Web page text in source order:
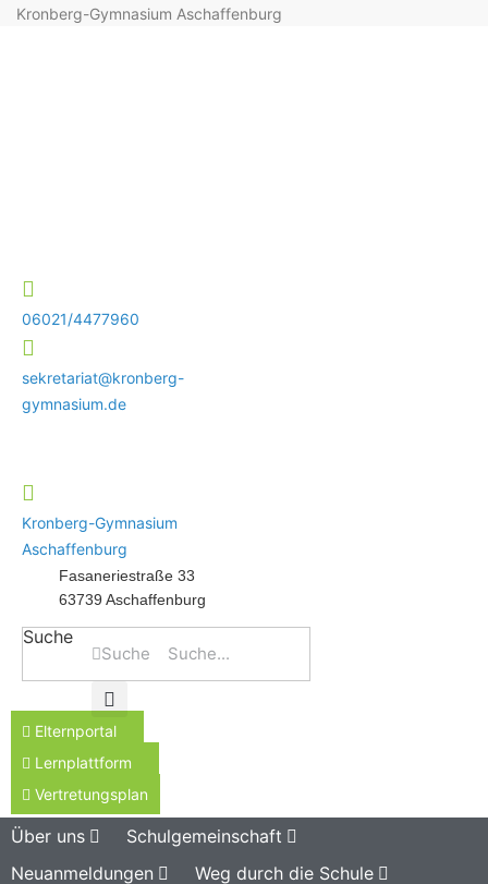
Kronberg-Gymnasium Aschaffenburg
06021/4477960
sekretariat@kronberg-
gymnasium.de
Kronberg-Gymnasium
Aschaffenburg
Fasaneriestraße 33
63739 Aschaffenburg
Suche
Suche
Elternportal
Lernplattform
Vertretungsplan
Über uns
Schulgemeinschaft
Neuanmeldungen
Weg durch die Schule